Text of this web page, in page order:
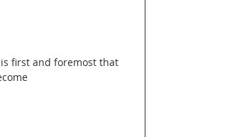
first and foremost that